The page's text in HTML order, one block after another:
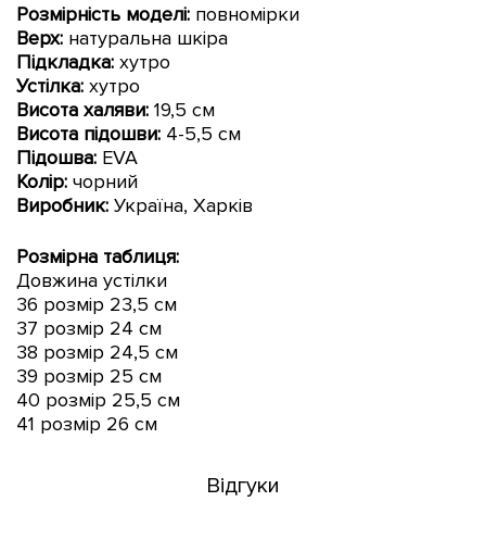
Розмірність моделі: повномірки
Верх: натуральна шкіра
Підкладка: хутро
Устілка: хутро
Висота халяви: 19,5 см
Висота підошви: 4-5,5 см
Підошва: EVA
Колір: чорний
Виробник: Україна, Харків
Розмірна таблиця:
Довжина устілки
36 розмір 23,5 см
37 розмір 24 см
38 розмір 24,5 см
39 розмір 25 см
40 розмір 25,5 см
41 розмір 26 см
Відгуки